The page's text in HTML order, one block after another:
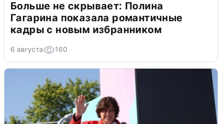
Больше не скрывает: Полина
Гагарина показала романтичные
кадры с новым избранником
6 августа 160